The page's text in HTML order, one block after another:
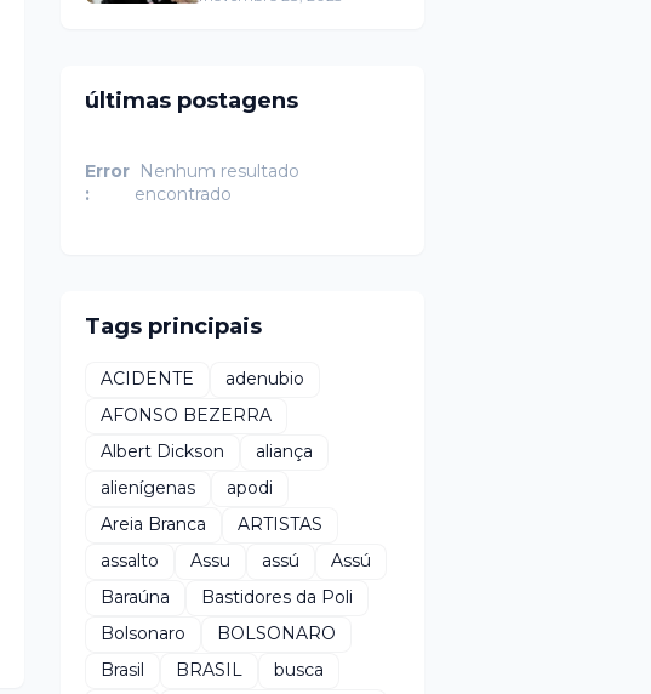
últimas postagens
Error
:
Nenhum resultado
encontrado
Tags principais
ACIDENTE
adenubio
AFONSO BEZERRA
Albert Dickson
aliança
alienígenas
apodi
Areia Branca
ARTISTAS
assalto
Assu assú
Assú
Baraúna
Bastidores da Poli
Bolsonaro
BOLSONARO
Brasil
BRASIL
busca